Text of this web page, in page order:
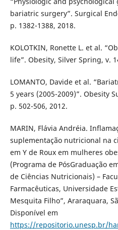
bariatric surgery”. Surgical
p. 1382-1388, 2018.
KOLOTKIN, Ronette L. et al.
life”. Obesity, Silver Spring, v.
LOMANTO, Davide et al.
5 years (2005-2009)”. Obesity
p. 502-506, 2012.
MARIN, Flávia Andréia.
suplementação nutricional na
em Y de Roux em mulheres
(Programa de PósGraduação
de Ciências Nutricionais) –
Farmacêuticas, Universidade
Mesquita Filho”, Araraquara,
Disponível em
https://repositorio.unesp.br/